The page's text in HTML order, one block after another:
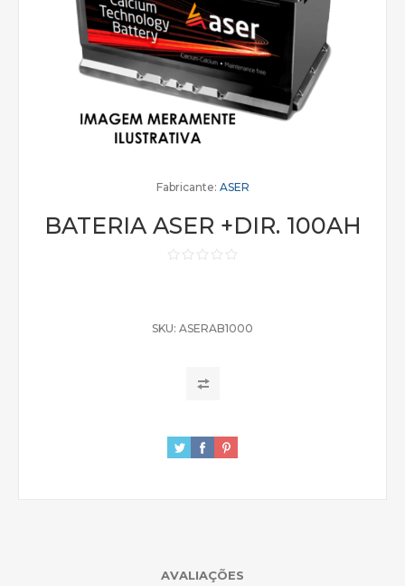
Fabricante: ASER
BATERIA ASER +DIR. 100AH
SKU: ASERAB1000
AVALIAÇÕES